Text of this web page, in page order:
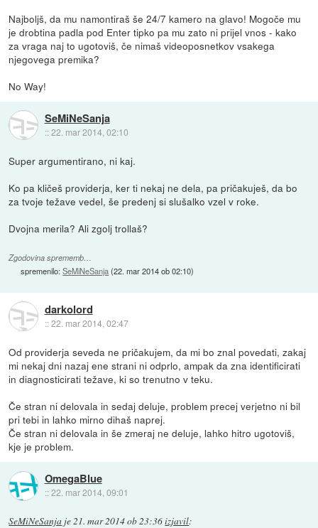
Najboljš, da mu namontiraš še 24/7 kamero na glavo! Mogoče mu
je drobtina padla pod Enter tipko pa mu zato ni prijel vnos - kako
za vraga naj to ugotoviš, če nimaš videoposnetkov vsakega
njegovega premika?
No Way!
SeMiNeSanja
::22. mar 2014, 02:10
Super argumentirano, ni kaj.
Ko pa kličeš providerja, ker ti nekaj ne dela, pa pričakuješ, da bo
za tvoje težave vedel, še predenj si slušalko vzel v roke.
Dvojna merila? Ali zgolj trollaš?
Zgodovina sprememb…
spremenilo:SeMiNeSanja(22. mar 2014 ob 02:10)
darkolord
::22. mar 2014, 02:47
Od providerja seveda ne pričakujem, da mi bo znal povedati, zakaj
mi nekaj dni nazaj ene strani ni odprlo, ampak da zna identificirati
in diagnosticirati težave, ki so trenutno v teku.
Če stran ni delovala in sedaj deluje, problem precej verjetno ni bil
pri tebi in lahko mirno dihaš naprej.
Če stran ni delovala in še zmeraj ne deluje, lahko hitro ugotoviš,
kje je problem.
OmegaBlue
::22. mar 2014, 09:01
SeMiNeSanja je21. mar 2014 ob 23:36izjavil: